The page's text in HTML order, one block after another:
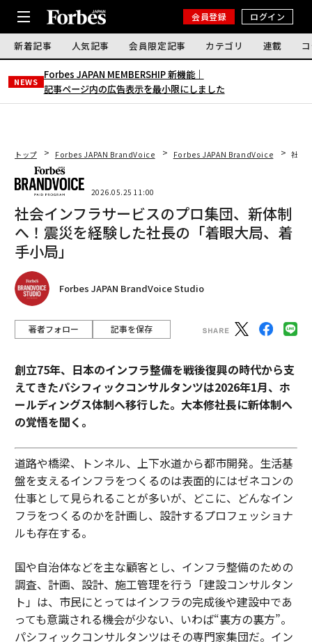
会員登録 ログイン
新着記事 人気記事 会員限定記事 カテゴリ 連載
NEWS
Forbes JAPAN MEMBERSHIP 新機能｜
記事ページ内の広告表示を最小限にしました
トップ Forbes JAPAN BrandVoice Forbes JAPAN BrandVoice 社会
2026.05.25 11:00
社会インフラサービスのプロ集団、新体制
へ！震災を経験した社長の「着眼大局、着
手小局」
Forbes JAPAN BrandVoice Studio
著者フォロー 記事を保存
創立75年、日本のインフラ整備を戦後復興の時代から支
えてきたパシフィックコンサルタンツは2026年1月、ホ
ールディングス体制へ移行した。大本修社長に新体制へ
の覚悟を聞く。
道路や橋梁、トンネル、上下水道から都市開発。生活基
盤を支えるインフラをつくるのは表面的にはゼネコンの
仕事として見られることが多いが、どこに、どんなイン
フラをつくるのかを計画し、設計するプロフェッショナ
ルも存在する。
国や自治体などを主な顧客とし、インフラ整備のための
調査、計画、設計、施工管理を行う「建設コンサルタン
ト」は、市民にとってはインフラの完成後や建設中であ
っても意識される機会が少ない、いわば“裏方の裏方”。
パシフィックコンサルタンツはその専門家集団だ。イン